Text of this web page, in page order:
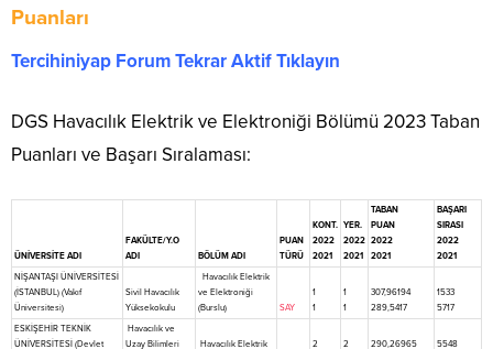
Puanları
Tercihiniyap Forum Tekrar Aktif Tıklayın
DGS Havacılık Elektrik ve Elektroniği Bölümü 2023 Taban
Puanları ve Başarı Sıralaması:
ÜNİVERSİTE ADI
FAKÜLTE/Y.O
ADI
BÖLÜM ADI
PUAN
TÜRÜ
KONT.
2022
2021
YER.
2022
2021
TABAN
PUAN
2022
2021
BAŞARI
SIRASI
2022
2021
NİŞANTAŞI ÜNİVERSİTESİ
(İSTANBUL) (Vakıf
Üniversitesi)
Sivil Havacılık
Yüksekokulu
Havacılık Elektrik
ve Elektroniği
(Burslu)
SAY
1
1
1
1
307,96194
289,5417
1533
5717
ESKİŞEHİR TEKNİK
ÜNİVERSİTESİ (Devlet
Havacılık ve
Uzay Bilimleri
Havacılık Elektrik 2 2 290,26965 5548